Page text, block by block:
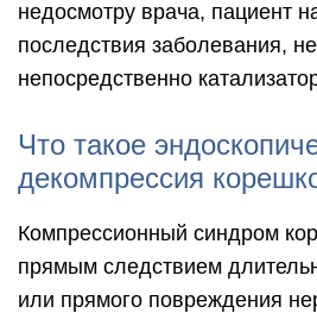
недосмотру врача, пациент
последствия заболевания,
непосредственно
Что такое
декомпрессия
Компрессионный синдром
прямым следствием
или прямого повреждения